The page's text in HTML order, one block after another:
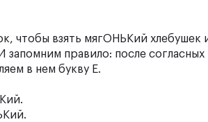
чтобы взять мягОНЬКий хлебушек
запомним правило: после
в нем букву Е.